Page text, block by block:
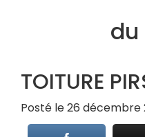
du
TOITURE
Posté le 26 décembre